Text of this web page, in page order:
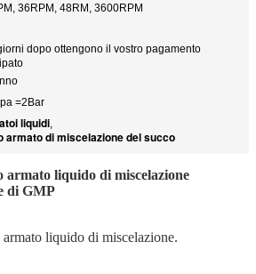
36RPM, 48RM, 3600RPM
dopo ottengono il vostro pagamento
=2Bar
liquidi,
armato di miscelazione del succo
armato liquido di miscelazione
di GMP
liquido di miscelazione.